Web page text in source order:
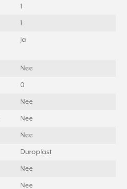
1
1
Ja
Nee
0
Nee
Nee
Nee
Duroplast
Nee
Nee